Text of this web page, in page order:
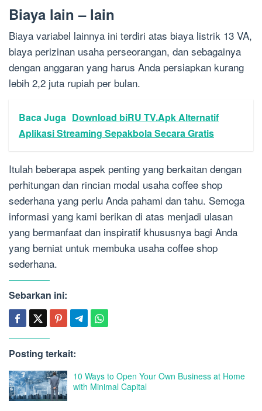
Biaya lain – lain
Biaya variabel lainnya ini terdiri atas biaya listrik 13 VA,
biaya perizinan usaha perseorangan, dan sebagainya
dengan anggaran yang harus Anda persiapkan kurang
lebih 2,2 juta rupiah per bulan.
Baca Juga Download biRU TV.Apk Alternatif
Aplikasi Streaming Sepakbola Secara Gratis
Itulah beberapa aspek penting yang berkaitan dengan
perhitungan dan rincian modal usaha coffee shop
sederhana yang perlu Anda pahami dan tahu. Semoga
informasi yang kami berikan di atas menjadi ulasan
yang bermanfaat dan inspiratif khususnya bagi Anda
yang berniat untuk membuka usaha coffee shop
sederhana.
Sebarkan ini:
Posting terkait:
10 Ways to Open Your Own Business at Home
with Minimal Capital